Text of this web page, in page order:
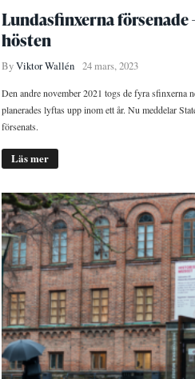
Lundasfinxerna försenade
hösten
ByViktor Wallén 24 mars, 2023
Den andre november 2021 togs de fyra sfinxerna
planerades lyftas upp inom ett år. Nu meddelar
försenats.
Läs mer